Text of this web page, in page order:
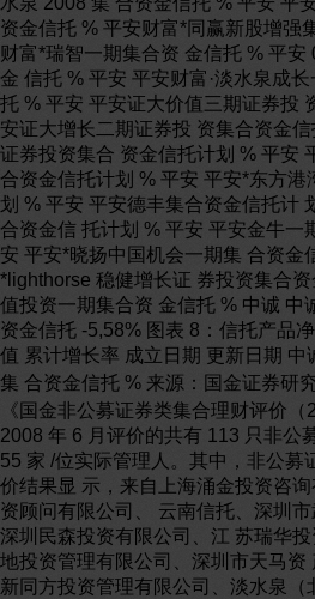
资金信托 % 平安财富*同赢新股增强
财富*瑞智一期集合资 金信托 % 平
金 信托 % 平安 平安财富·淡水泉成
托 % 平安 平安证大价值三期证券投
安证大增长二期证券投 资集合资金
证券投资集合 资金信托计划 % 平安
合资金信托计划 % 平安 平安*东方
划 % 平安 平安德丰集合资金信托计
合资金信 托计划 % 平安 平安金牛一
安 平安*晓扬中国机会一期集 合资金
*lighthorse 稳健增长证 券投资集合
值投资一期集合资 金信托 % 中诚 中
资金信托 -5,58% 图表 8：信托产品
值 累计增长率 成立日期 更新日期 中
集 合资金信托 % 来源：国金证券研
《国金非公募证券类集合理财评价（
2008 年 6 月评价的共有 113 只非公
55 家 /位实际管理人。其中，非公募
价结果显 示，来自上海涌金投资咨
资顾问有限公司、 云南信托、深圳市
深圳民森投资有限公司、江 苏瑞华
地投资管理有限公司、深圳市天马资
新同方投资管理有限公司、淡水泉（